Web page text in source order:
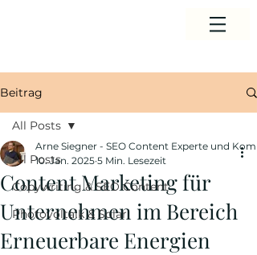
Beitrag
All Posts
Copywriting & SEO Content
Photovoltaik & Solar
All Posts
Content Marketing für
Unternehmen im Bereich
Erneuerbare Energien
Arne Siegner - SEO Content Experte und
10. Jan. 2025 5 Min. Lesezeit